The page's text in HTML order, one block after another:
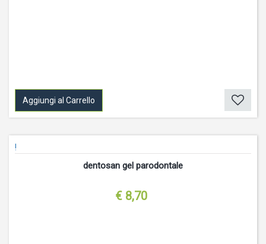
Aggiungi al Carrello
!
dentosan gel parodontale
€ 8,70